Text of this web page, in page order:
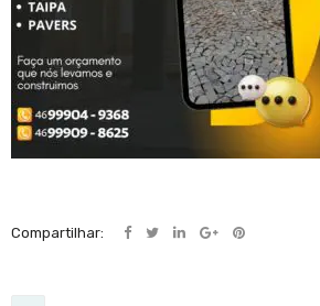
Compartilhar: